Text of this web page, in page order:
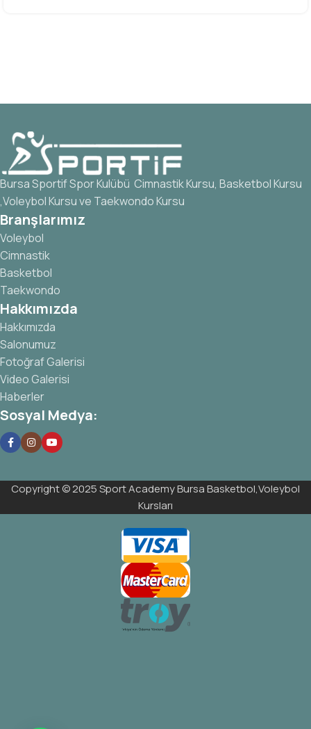
Bursa Sportif Spor Kulübü Cimnastik Kursu, Basketbol Kursu
,Voleybol Kursu ve Taekwondo Kursu
Branşlarımız
Voleybol
Cimnastik
Basketbol
Taekwondo
Hakkımızda
Hakkımızda
Salonumuz
Fotoğraf Galerisi
Video Galerisi
Haberler
Sosyal Medya:
Copyright © 2025 Sport Academy Bursa Basketbol,Voleybol
Kursları